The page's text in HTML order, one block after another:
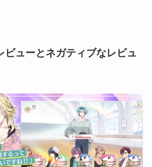
ビューとネガティブなレビュ